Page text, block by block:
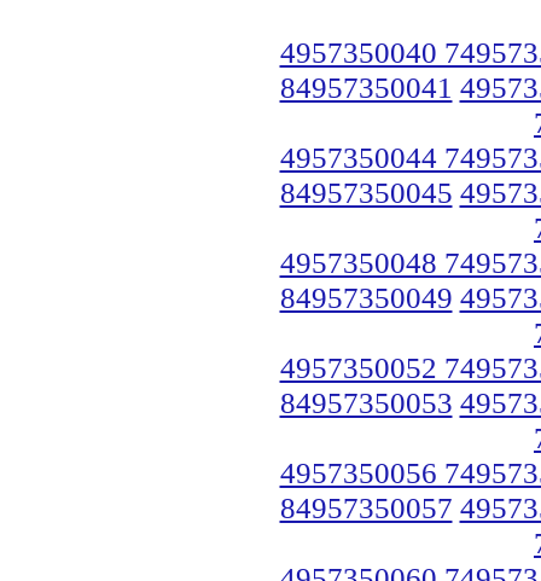
4957350040
84957350041
4957350044
84957350045
4957350048
84957350049
4957350052
84957350053
4957350056
84957350057